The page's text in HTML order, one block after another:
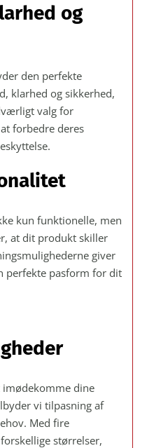
og
den perfekte
klarhed og sikkerhed,
valg for
forbedre deres
kun funktionelle, men
at dit produkt skiller
giver
perfekte pasform for dit
dine
vi tilpasning af
Med fire
størrelser,